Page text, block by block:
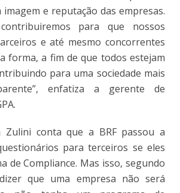
imagem e reputação das empresas.
para que nossos
e até mesmo concorrentes
forma, a fim de que todos estejam
para uma sociedade mais
enfatiza a gerente de
Zulini conta que a BRF passou a
para terceiros se eles
de Compliance. Mas isso, segundo
que uma empresa não será